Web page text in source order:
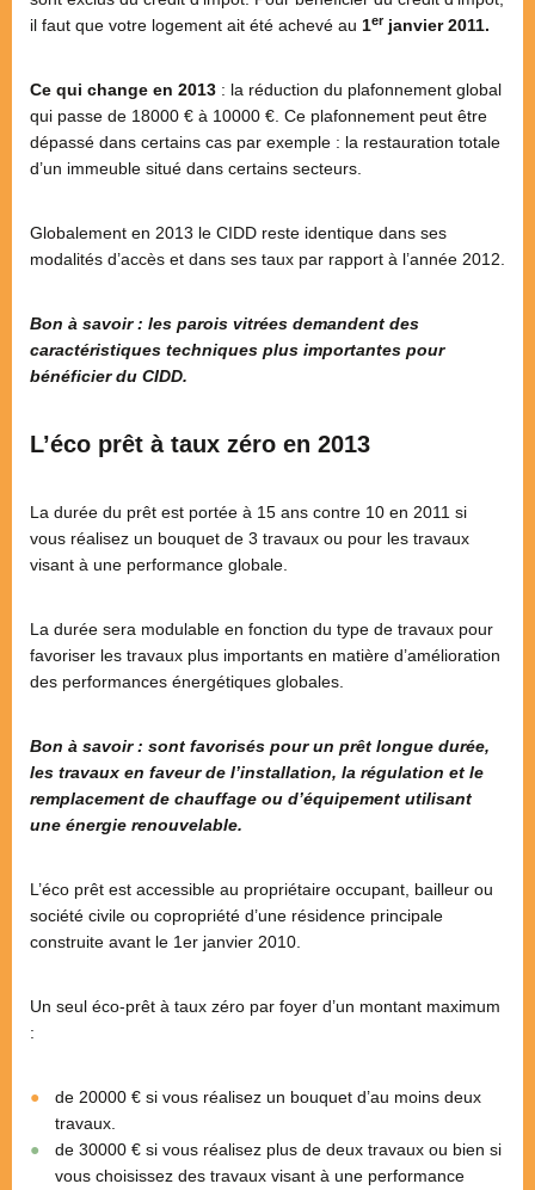
il faut que votre logement ait été achevé au 1erjanvier 2011.
Ce qui change en 2013 : la réduction du plafonnement global
qui passe de 18000 € à 10000 €. Ce plafonnement peut être
dépassé dans certains cas par exemple : la restauration totale
d’un immeuble situé dans certains secteurs.
Globalement en 2013 le CIDD reste identique dans ses
modalités d’accès et dans ses taux par rapport à l’année 2012.
Bon à savoir : les parois vitrées demandent des
caractéristiques techniques plus importantes pour
bénéficier du CIDD.
L’éco prêt à taux zéro en 2013
La durée du prêt est portée à 15 ans contre 10 en 2011 si
vous réalisez un bouquet de 3 travaux ou pour les travaux
visant à une performance globale.
La durée sera modulable en fonction du type de travaux pour
favoriser les travaux plus importants en matière d’amélioration
des performances énergétiques globales.
Bon à savoir : sont favorisés pour un prêt longue durée,
les travaux en faveur de l’installation, la régulation et le
remplacement de chauffage ou d’équipement utilisant
une énergie renouvelable.
L’éco prêt est accessible au propriétaire occupant, bailleur ou
société civile ou copropriété d’une résidence principale
construite avant le 1er janvier 2010.
Un seul éco-prêt à taux zéro par foyer d’un montant maximum
:
de 20000 € si vous réalisez un bouquet d’au moins deux
travaux.
de 30000 € si vous réalisez plus de deux travaux ou bien si
vous choisissez des travaux visant à une performance